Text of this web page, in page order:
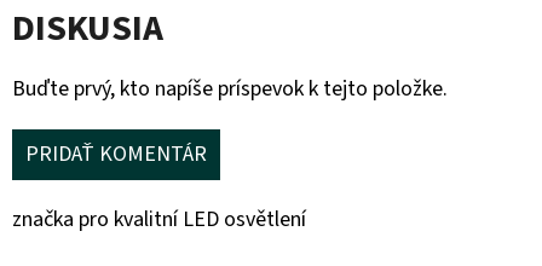
DISKUSIA
Buďte prvý, kto napíše príspevok k tejto položke.
PRIDAŤ KOMENTÁR
značka pro kvalitní LED osvětlení